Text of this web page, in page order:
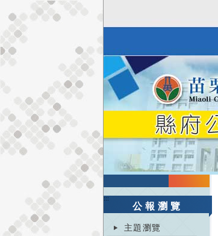
:::
公報瀏覽
主題瀏覽